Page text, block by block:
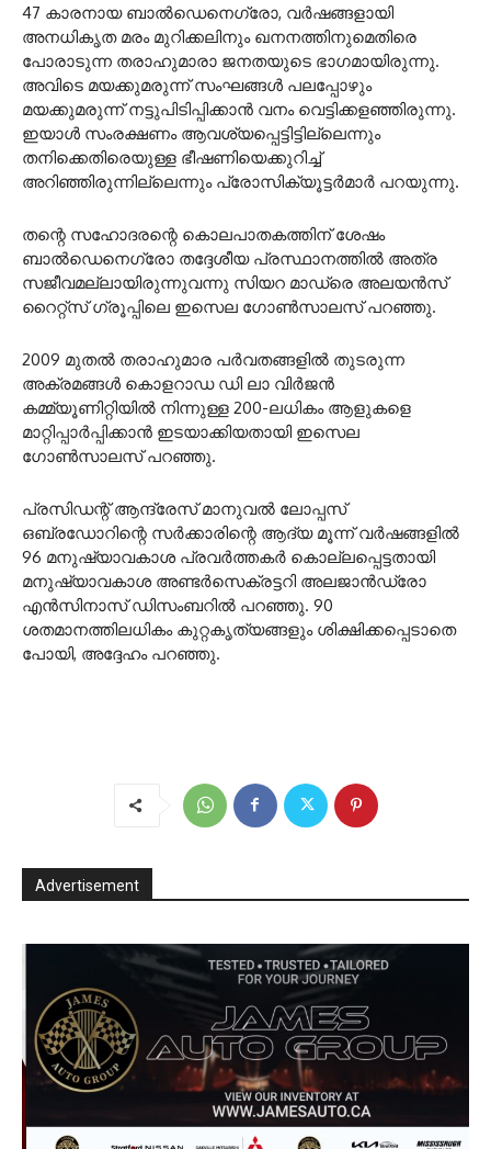
47 കാരനായ ബാൽഡെനെഗ്രോ, വർഷങ്ങളായി
അനധികൃത മരം മുറിക്കലിനും ഖനനത്തിനുമെതിരെ
പോരാടുന്ന തരാഹുമാരാ ജനതയുടെ ഭാഗമായിരുന്നു.
അവിടെ മയക്കുമരുന്ന് സംഘങ്ങൾ പലപ്പോഴും
മയക്കുമരുന്ന് നട്ടുപിടിപ്പിക്കാൻ വനം വെട്ടിക്കളഞ്ഞിരുന്നു.
ഇയാൾ സംരക്ഷണം ആവശ്യപ്പെട്ടിട്ടില്ലെന്നും
തനിക്കെതിരെയുള്ള ഭീഷണിയെക്കുറിച്ച്
അറിഞ്ഞിരുന്നില്ലെന്നും പ്രോസിക്യൂട്ടർമാർ പറയുന്നു.
തന്റെ സഹോദരന്റെ കൊലപാതകത്തിന് ശേഷം
ബാൽഡെനെഗ്രോ തദ്ദേശീയ പ്രസ്ഥാനത്തിൽ അത്ര
സജീവമല്ലായിരുന്നുവന്നു സിയറ മാഡ്രെ അലയൻസ്
റൈറ്റ്സ് ഗ്രൂപ്പിലെ ഇസെല ഗോൺസാലസ് പറഞ്ഞു.
2009 മുതൽ തരാഹുമാര പർവതങ്ങളിൽ തുടരുന്ന
അക്രമങ്ങൾ കൊളറാഡ ഡി ലാ വിർജൻ
കമ്മ്യൂണിറ്റിയിൽ നിന്നുള്ള 200-ലധികം ആളുകളെ
മാറ്റിപ്പാർപ്പിക്കാൻ ഇടയാക്കിയതായി ഇസെല
ഗോൺസാലസ് പറഞ്ഞു.
പ്രസിഡന്റ് ആന്ദ്രേസ് മാനുവൽ ലോപ്പസ്
ഒബ്രഡോറിന്റെ സർക്കാരിന്റെ ആദ്യ മൂന്ന് വർഷങ്ങളിൽ
96 മനുഷ്യാവകാശ പ്രവർത്തകർ കൊല്ലപ്പെട്ടതായി
മനുഷ്യാവകാശ അണ്ടർസെക്രട്ടറി അലജാൻഡ്രോ
എൻസിനാസ് ഡിസംബറിൽ പറഞ്ഞു. 90
ശതമാനത്തിലധികം കുറ്റകൃത്യങ്ങളും ശിക്ഷിക്കപ്പെടാതെ
പോയി, അദ്ദേഹം പറഞ്ഞു.
Advertisement